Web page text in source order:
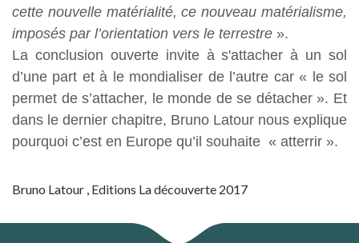
cette nouvelle matérialité, ce nouveau matérialisme,
imposés par l’orientation vers le terrestre ».
La conclusion ouverte invite à s'attacher à un sol
d’une part et à le mondialiser de l’autre car « le sol
permet de s’attacher, le monde de se détacher ». Et
dans le dernier chapitre, Bruno Latour nous explique
pourquoi c’est en Europe qu’il souhaite « atterrir ».
Bruno Latour , Editions La découverte 2017